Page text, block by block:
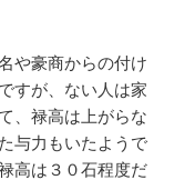
や豪商からの付け
すが、ない人は家
、禄高は上がらな
与力もいたようで
高は３０石程度だ